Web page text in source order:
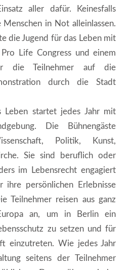
aller dafür. Keinesfalls
in Not alleinlassen.
die Jugend für das Leben mit
Life Congress und einem
die Teilnehmer auf die
durch die Stadt
Leben startet jedes Jahr mit
Die Bühnengäste
Politik, Kunst,
Sie sind beruflich oder
im Lebensrecht engagiert
ihre persönlichen Erlebnisse
Teilnehmer reisen aus ganz
an, um in Berlin ein
zu setzen und für
einzutreten. Wie jedes Jahr
seitens der Teilnehmer